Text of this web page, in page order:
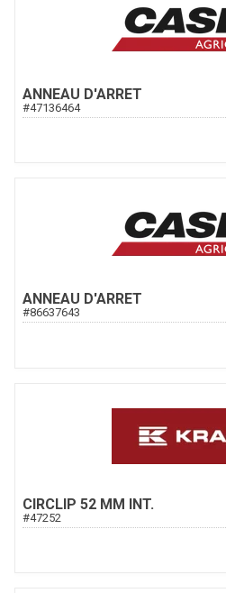
ANNEAU D'ARRET
#47136464
ANNEAU D'ARRET
#86637643
CIRCLIP 52 MM INT.
#47252